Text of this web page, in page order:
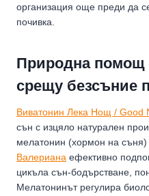
организация още преди да
почивка.
Природна помощ
срещу безсъние
Виватонин Лека Нощ / Good
сън с изцяло натурален
мелатонин (хормон на съня)
Валериана ефективно
цикъла сън-бодърстване,
Мелатонинът регулира